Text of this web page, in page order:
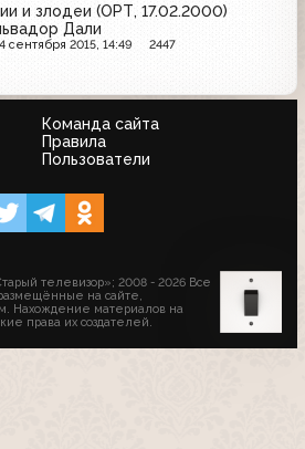
и злодеи (ОРТ, 17.02.2000)
Дали
сентября 2015, 14:49 2447
Команда сайта
Правила
Пользователи
телевизор»; 2008 - 2026 Все
на сайте,
Нахождение материалов на
права их создателей.